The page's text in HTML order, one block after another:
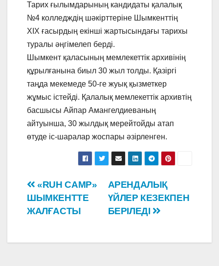
Тарих ғылымдарының кандидаты қалалық
№4 колледждің шәкірттеріне Шымкенттің
XIX ғасырдың екінші жартысындағы тарихы
туралы әңгімелеп берді.
Шымкент қаласының мемлекеттік архивінің
құрылғанына биыл 30 жыл толды. Қазіргі
таңда мекемеде 50-ге жуық қызметкер
жұмыс істейді. Қалалық мемлекеттік архивтің
басшысы Айпар Амангелдиеваның
айтуынша, 30 жылдық мерейтойды атап
өтуде іс-шаралар жоспары әзірленген.
Навигация
по
АРЕНДАЛЫҚ
ҮЙЛЕР КЕЗЕКПЕН
БЕРІЛЕДІ
«RUH CAMP»
ШЫМКЕНТТЕ
ЖАЛҒАСТЫ